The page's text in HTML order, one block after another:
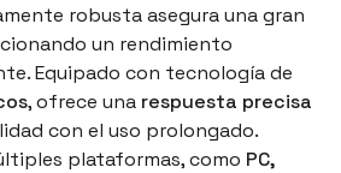
robusta asegura una gran
un rendimiento
Equipado con tecnología de
, ofrece una respuesta precisa
con el uso prolongado.
plataformas, como PC,